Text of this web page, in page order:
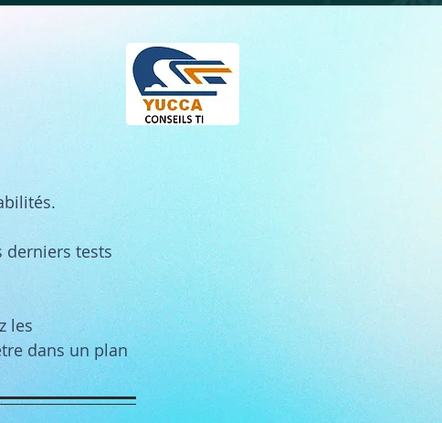
derniers tests
les
dans un plan